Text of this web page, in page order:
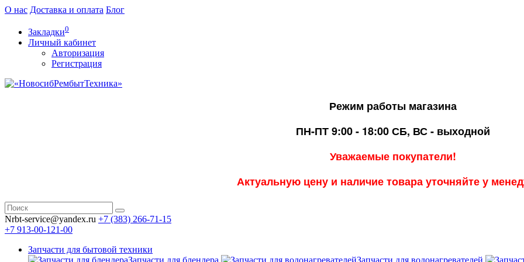
О нас Доставка и оплата Блог
Закладки0
Личный кабинет
Авторизация
Регистрация
Режим работы магазина
ПН-ПТ 9:00 - 18:00СБ, ВС - выходной
Уважаемые покупатели!
Актуальную цену и наличие товара уточняйте у
Nrbt-service@yandex.ru +7 (383) 266-71-15
+7 913-00-121-00
Запчасти для бытовой техники